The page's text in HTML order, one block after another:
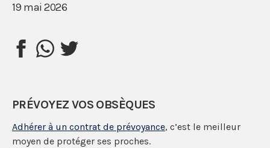
19 mai 2026
PRÉVOYEZ VOS OBSÈQUES
Adhérer à un contrat de prévoyance, c’est le meilleur
moyen de protéger ses proches.